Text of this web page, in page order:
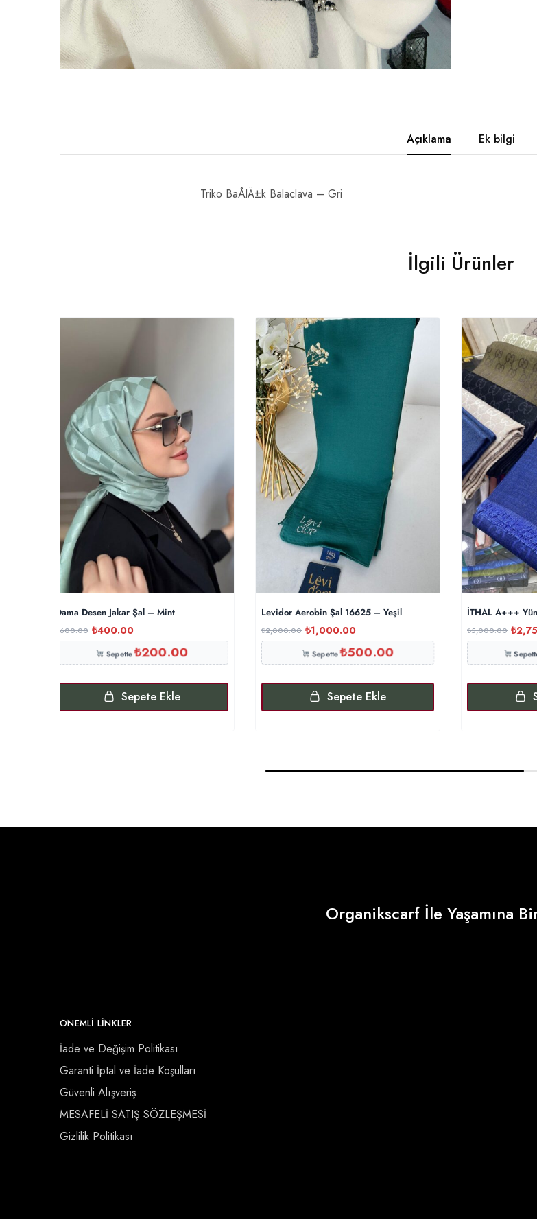
Açıklama Ek bilgi
Triko BaÅlÄ±k Balaclava – Gri
İlgili Ürünler
Dama Desen Jakar Şal – Mint
600.00 ₺400.00
Sepette₺200.00
Sepete Ekle
Levidor Aerobin Şal 16625 – Yeşil
₺2,000.00 ₺1,000.00
Sepette₺500.00
Sepete Ekle
İTHAL A+++
₺5,000.00 ₺
Organikscarf İle Yaşamına
ÖNEMLI LINKLER
İade ve Değişim Politikası
Garanti İptal ve İade Koşulları
Güvenli Alışveriş
MESAFELİ SATIŞ SÖZLEŞMESİ
Gizlilik Politikası